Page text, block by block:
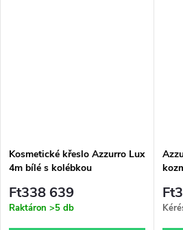
Kosmetické křeslo Azzurro Lux
4m bílé s kolébkou
Ft338 639
Raktáron >5 db